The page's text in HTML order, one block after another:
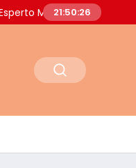
Mini Kahve Makinesinde
21:50:27